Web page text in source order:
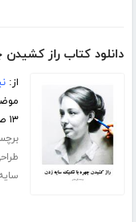
دانلود کتاب راز
از:
۱۳ صفحه